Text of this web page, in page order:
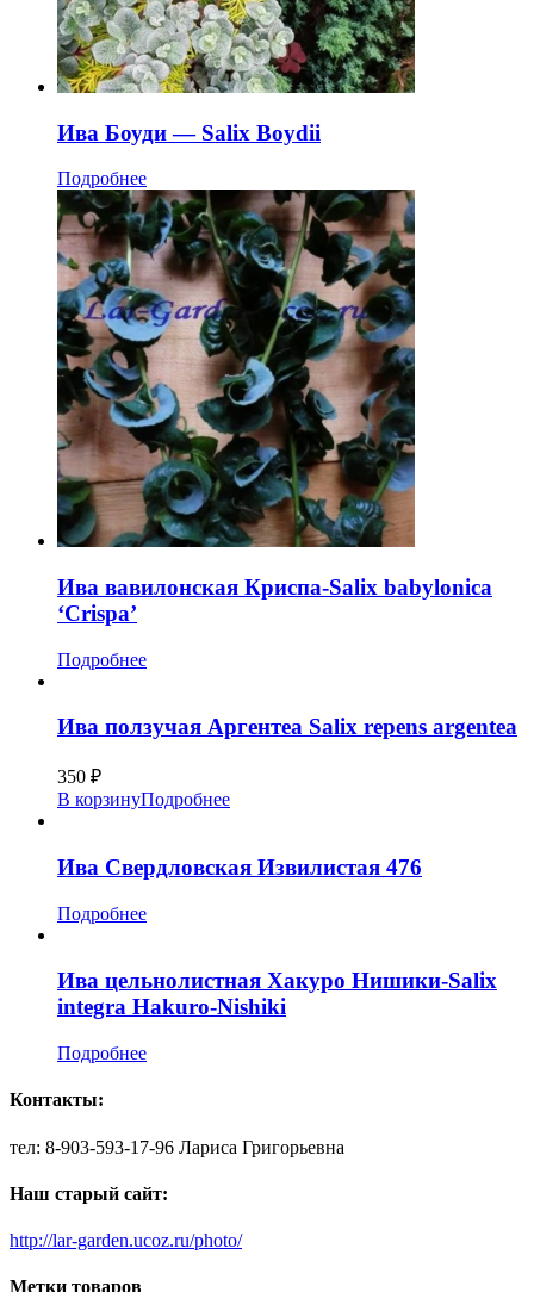
Ива Боуди — Salix Boydii
Подробнее
Ива вавилонская Криспа-Salix babylonica
‘Crispa’
Подробнее
Ива ползучая Аргентеа Salix repens argentea
350 ₽
В корзинуПодробнее
Ива Свердловская Извилистая 476
Подробнее
Ива цельнолистная Хакуро Нишики-Salix
integra Hakuro-Nishiki
Подробнее
Контакты:
тел: 8-903-593-17-96 Лариса Григорьевна
Наш старый сайт:
http://lar-garden.ucoz.ru/photo/
Метки товаров